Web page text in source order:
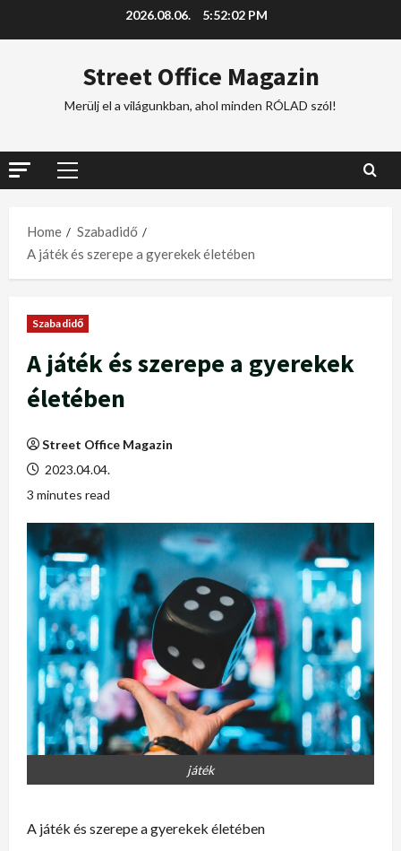
2026.08.06. 5:52:03 PM
Street Office Magazin
Merülj el a világunkban, ahol minden RÓLAD szól!
Home
Szabadidő
A játék és szerepe a gyerekek életében
Szabadidő
A játék és szerepe a gyerekek
életében
Street Office Magazin
2023.04.04.
3 minutes read
játék
A játék és szerepe a gyerekek életében